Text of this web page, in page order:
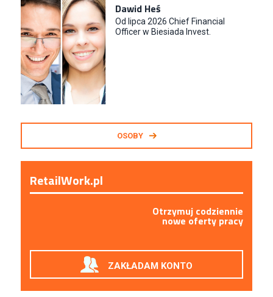
Dawid Heś
Od lipca 2026 Chief Financial
Officer w Biesiada Invest.
OSOBY
RetailWork.pl
Otrzymuj codziennie
nowe oferty pracy
ZAKŁADAM KONTO